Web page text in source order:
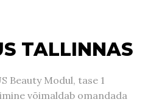
TALLINNAS
Beauty Modul, tase 1
võimaldab omandada